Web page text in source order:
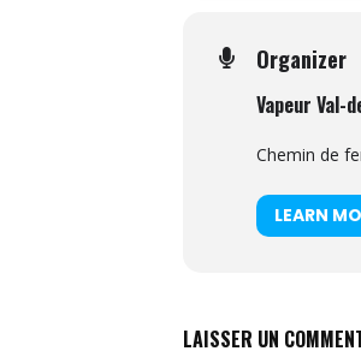
Organizer
Vapeur Val-
Chemin de
LEARN
LAISSER UN